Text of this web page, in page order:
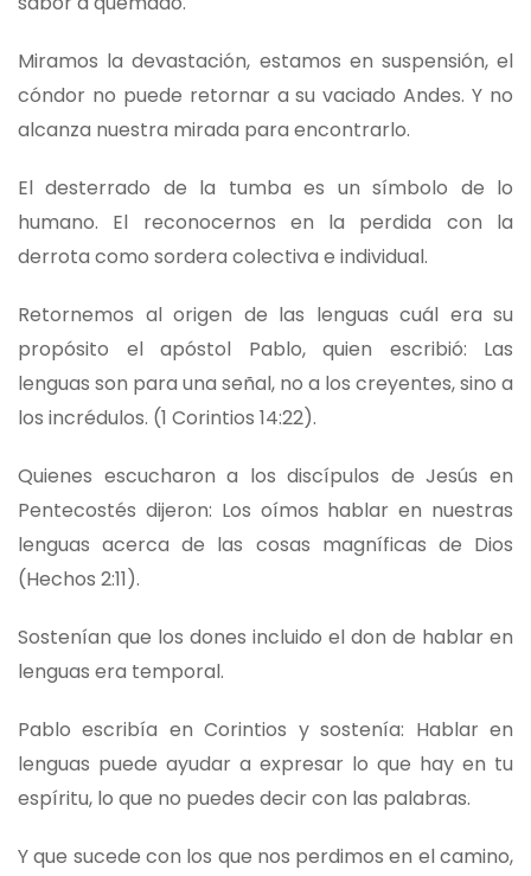
Miramos la devastación, estamos en suspensión, el
cóndor no puede retornar a su vaciado Andes. Y no
alcanza nuestra mirada para encontrarlo.
El desterrado de la tumba es un símbolo de lo
humano. El reconocernos en la perdida con la
derrota como sordera colectiva e individual.
Retornemos al origen de las lenguas cuál era su
propósito el apóstol Pablo, quien escribió: Las
lenguas son para una señal, no a los creyentes, sino a
los incrédulos. (1 Corintios 14:22).
Quienes escucharon a los discípulos de Jesús en
Pentecostés dijeron: Los oímos hablar en nuestras
lenguas acerca de las cosas magníficas de Dios
(Hechos 2:11).
Sostenían que los dones incluido el don de hablar en
lenguas era temporal.
Pablo escribía en Corintios y sostenía: Hablar en
lenguas puede ayudar a expresar lo que hay en tu
espíritu, lo que no puedes decir con las palabras.
Y que sucede con los que nos perdimos en el camino,